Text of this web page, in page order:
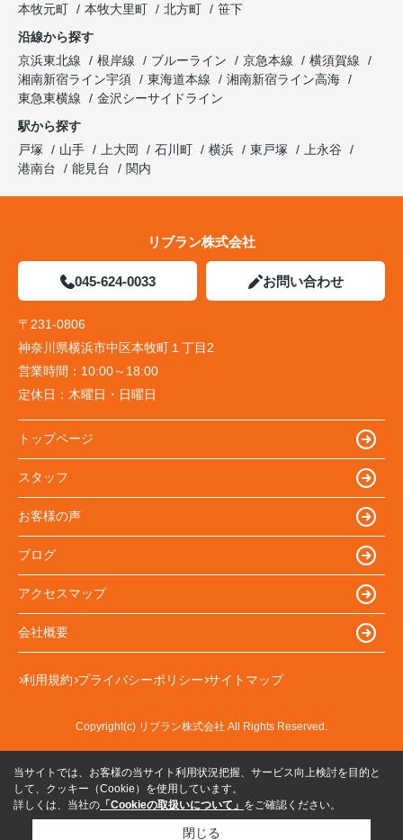
本牧元町
本牧大里町 北方町
笹下
沿線から探す
京浜東北線
根岸線 ブルーライン 京急本線
横須賀線
湘南新宿ライン宇須
東海道本線
湘南新宿ライン高海
東急東横線
金沢シーサイドライン
駅から探す
戸塚
山手 上大岡 石川町 横浜 東戸塚
上永谷
港南台
能見台 関内
リブラン株式会社
045-624-0033 お問い合わせ
〒231-0806
神奈川県横浜市中区本牧町１丁目2
営業時間： 10:00～18:00
定休日： 木曜日・日曜日
トップページ
スタッフ
お客様の声
ブログ
アクセスマップ
会社概要
利用規約 プライバシーポリシー サイトマップ
Copyright(c) リブラン株式会社 All Rights Reserved.
当サイトでは、お客様の当サイト利用状況把握、サービス向上検討を目的と
して、クッキー（Cookie）を使用しています。
詳しくは、当社の 「Cookieの取扱いについて」 をご確認ください。
閉じる